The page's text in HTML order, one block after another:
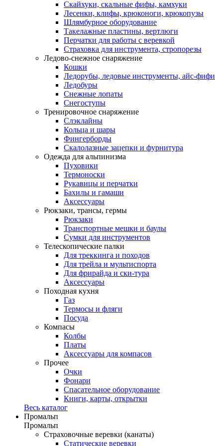
Скайхуки, скальные фифы, камхуки
Лесенки, клифы, крюконоги, крюкопузы
Шлямбурное оборудование
Такелажные пластины, вертлюги
Перчатки для работы с веревкой
Страховка для инструмента, стропорезы
Ледово-снежное снаряжение
Кошки
Ледорубы, ледовые инструменты, айс-фифи
Ледобуры
Снежные лопаты
Снегоступы
Тренировочное снаряжение
Слэклайны
Кольца и шары
Фингерборды
Скалолазные зацепки и фурнитура
Одежда для альпинизма
Пуховики
Термоноски
Рукавицы и перчатки
Бахилы и гамаши
Аксессуары
Рюкзаки, трансы, гермы
Рюкзаки
Транспортные мешки и баулы
Сумки для инструментов
Телескопические палки
Для треккинга и походов
Для трейла и мультиспорта
Для фрирайда и ски-тура
Аксессуары
Походная кухня
Газ
Термосы и фляги
Посуда
Компасы
Колбы
Платы
Аксессуары для компасов
Прочее
Очки
Фонари
Спасательное оборудование
Книги, карты, открытки
Весь каталог
Промальп
Промальп
Страховочные веревки (канаты)
Статические веревки